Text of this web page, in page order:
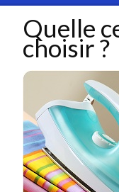
Quelle
choisir ?